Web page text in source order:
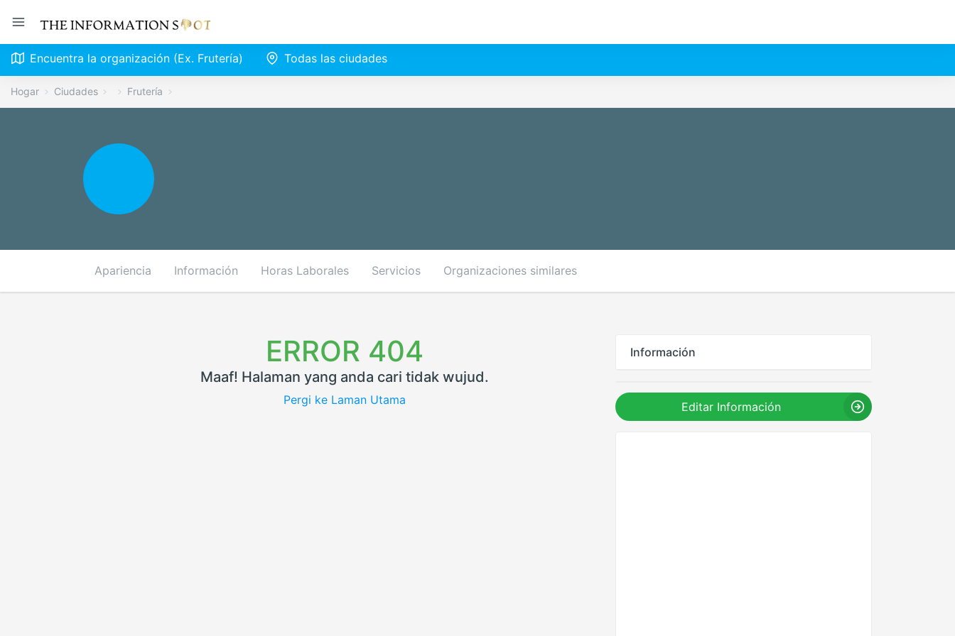
Encuentra la organización (Ex. Frutería) Todas las ciudades
Hogar Ciudades Frutería
Apariencia Información Horas Laborales Servicios Organizaciones similares
ERROR 404
Maaf! Halaman yang anda cari tidak wujud.
Pergi ke Laman Utama
Información
Editar Información